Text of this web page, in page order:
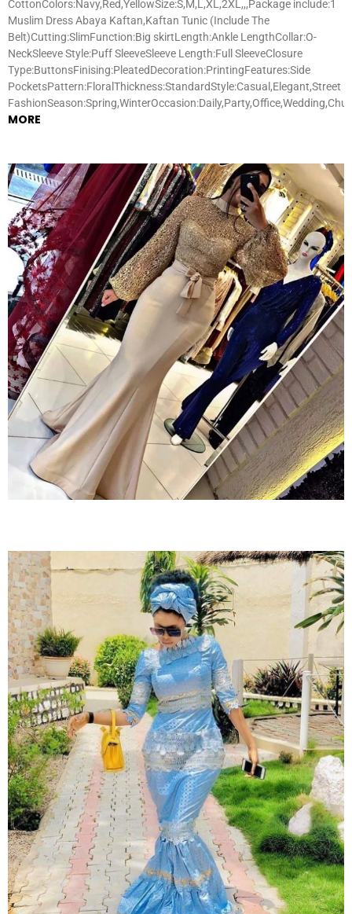
CottonColors:Navy,Red,YellowSize:S,M,L,XL,2XL,,,Package include:1
Muslim Dress Abaya Kaftan,Kaftan Tunic (Include The
Belt)Cutting:SlimFunction:Big skirtLength:Ankle LengthCollar:O-
NeckSleeve Style:Puff SleeveSleeve Length:Full SleeveClosure
Type:ButtonsFinising:PleatedDecoration:PrintingFeatures:Side
PocketsPattern:FloralThickness:StandardStyle:Casual,Elegant,Street
MORE